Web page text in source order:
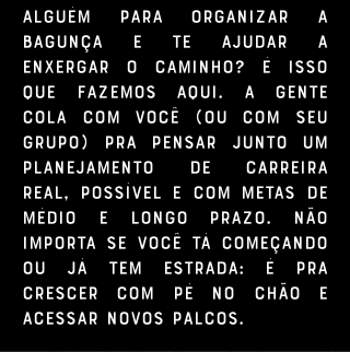
alguém para organizar a
bagunça e te ajudar a
enxergar o caminho? É isso
que fazemos aqui. A gente
cola com você (ou com seu
grupo) pra pensar junto um
planejamento de carreira
real, possível e com metas de
médio e longo prazo. Não
importa se você tá começando
ou já tem estrada: é pra
crescer com pé no chão e
acessar novos palcos.